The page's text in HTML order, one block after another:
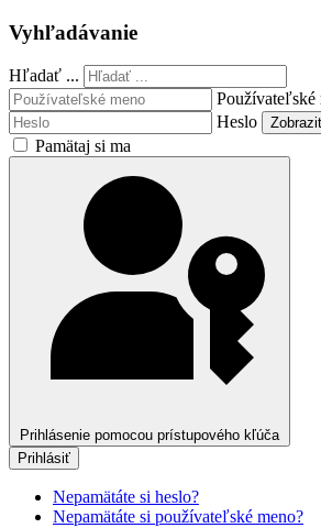
Vyhľadávanie
Hľadať ...
Používateľské
Heslo
Pamätaj si ma
Prihlásenie pomocou prístupového kľúča
Prihlásiť
Nepamätáte si heslo?
Nepamätáte si používateľské meno?